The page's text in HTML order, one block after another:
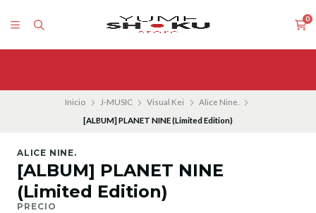
0
Inicio J-MUSIC Visual Kei
Alice Nine.
[ALBUM] PLANET NINE (Limited Edition)
ALICE NINE.
[ALBUM] PLANET NINE
(Limited Edition)
PRECIO